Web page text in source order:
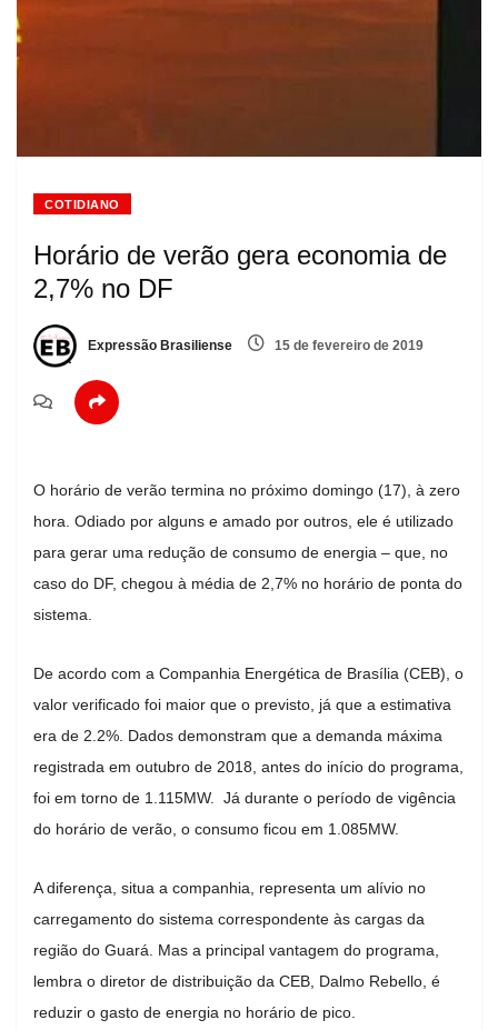
COTIDIANO
Horário de verão gera economia de
2,7% no DF
Expressão Brasiliense 15 de fevereiro de 2019
O horário de verão termina no próximo domingo (17), à zero
hora. Odiado por alguns e amado por outros, ele é utilizado
para gerar uma redução de consumo de energia – que, no
caso do DF, chegou à média de 2,7% no horário de ponta do
sistema.
De acordo com a Companhia Energética de Brasília (CEB), o
valor verificado foi maior que o previsto, já que a estimativa
era de 2.2%. Dados demonstram que a demanda máxima
registrada em outubro de 2018, antes do início do programa,
foi em torno de 1.115MW. Já durante o período de vigência
do horário de verão, o consumo ficou em 1.085MW.
A diferença, situa a companhia, representa um alívio no
carregamento do sistema correspondente às cargas da
região do Guará. Mas a principal vantagem do programa,
lembra o diretor de distribuição da CEB, Dalmo Rebello, é
reduzir o gasto de energia no horário de pico.